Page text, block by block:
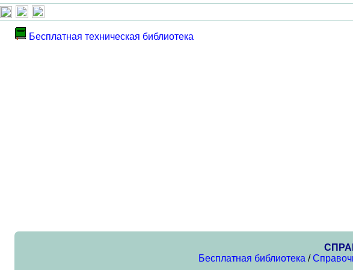
Бесплатная техническая библиотека
Бесплатная библиотека /